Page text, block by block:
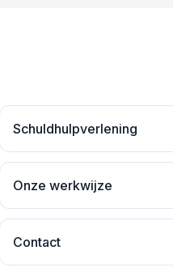
Schuldhulpverlening
Onze werkwijze
Contact